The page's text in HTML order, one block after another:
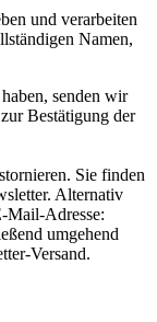
und verarbeiten
Namen,
senden wir
Bestätigung der
Sie finden
Alternativ
Mail-Adresse:
umgehend
Versand.